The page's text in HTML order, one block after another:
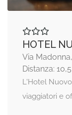
HOTEL
Via
Distanza:
L'Hotel
viaggiatori e